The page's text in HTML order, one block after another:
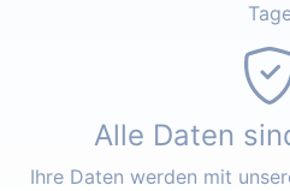
Alle Daten
Ihre Daten werden mit